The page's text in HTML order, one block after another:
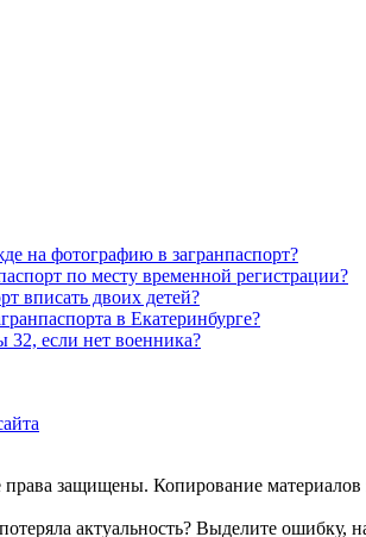
на фотографию в загранпаспорт?
по месту временной регистрации?
вписать двоих детей?
в Екатеринбурге?
если нет военника?
права защищены. Копирование материалов
актуальность? Выделите